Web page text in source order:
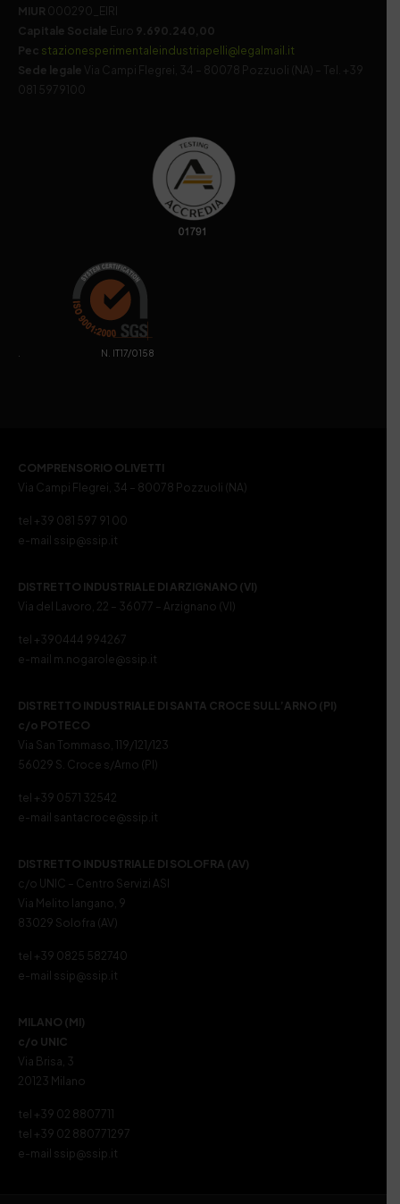
MIUR 000290_EIRI
Capitale Sociale Euro 9.690.240,00
Pec stazionesperimentaleindustriapelli@legalmail.it
Sede legale
Via Campi Flegrei, 34 – 80078 Pozzuoli (NA) – Tel. +39
081 5979100
. N. IT17/0158
COMPRENSORIO OLIVETTI
Via Campi Flegrei, 34 – 80078 Pozzuoli (NA)
tel +39 081 597 91 00
e-mail ssip@ssip.it
DISTRETTO INDUSTRIALE DI ARZIGNANO (VI)
Via del Lavoro, 22 – 36077 – Arzignano (VI)
tel +390444 994267
e-mail m.nogarole@ssip.it
DISTRETTO INDUSTRIALE DI SANTA CROCE SULL’ARNO (PI)
c/o POTECO
Via San Tommaso, 119/121/123
56029 S. Croce s/Arno (PI)
tel +39 0571 32542
e-mail santacroce@ssip.it
DISTRETTO INDUSTRIALE DI SOLOFRA (AV)
c/o UNIC – Centro Servizi ASI
Via Melito Iangano, 9
83029 Solofra (AV)
tel +39 0825 582740
e-mail ssip@ssip.it
MILANO (MI)
c/o UNIC
Via Brisa, 3
20123 Milano
tel +39 02 8807711
tel +39 02 880771297
e-mail ssip@ssip.it